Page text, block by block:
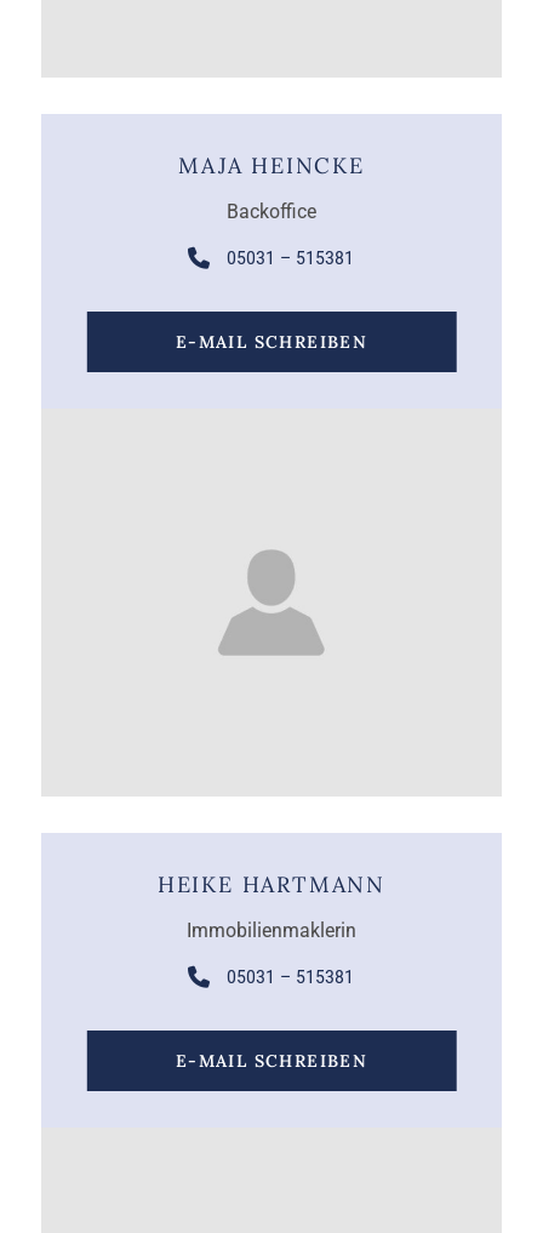
MAJA HEINCKE
Backoffice
E-MAIL SCHREIBEN
05031 – 515381
HEIKE HARTMANN
Immobilienmaklerin
E-MAIL SCHREIBEN
05031 – 515381